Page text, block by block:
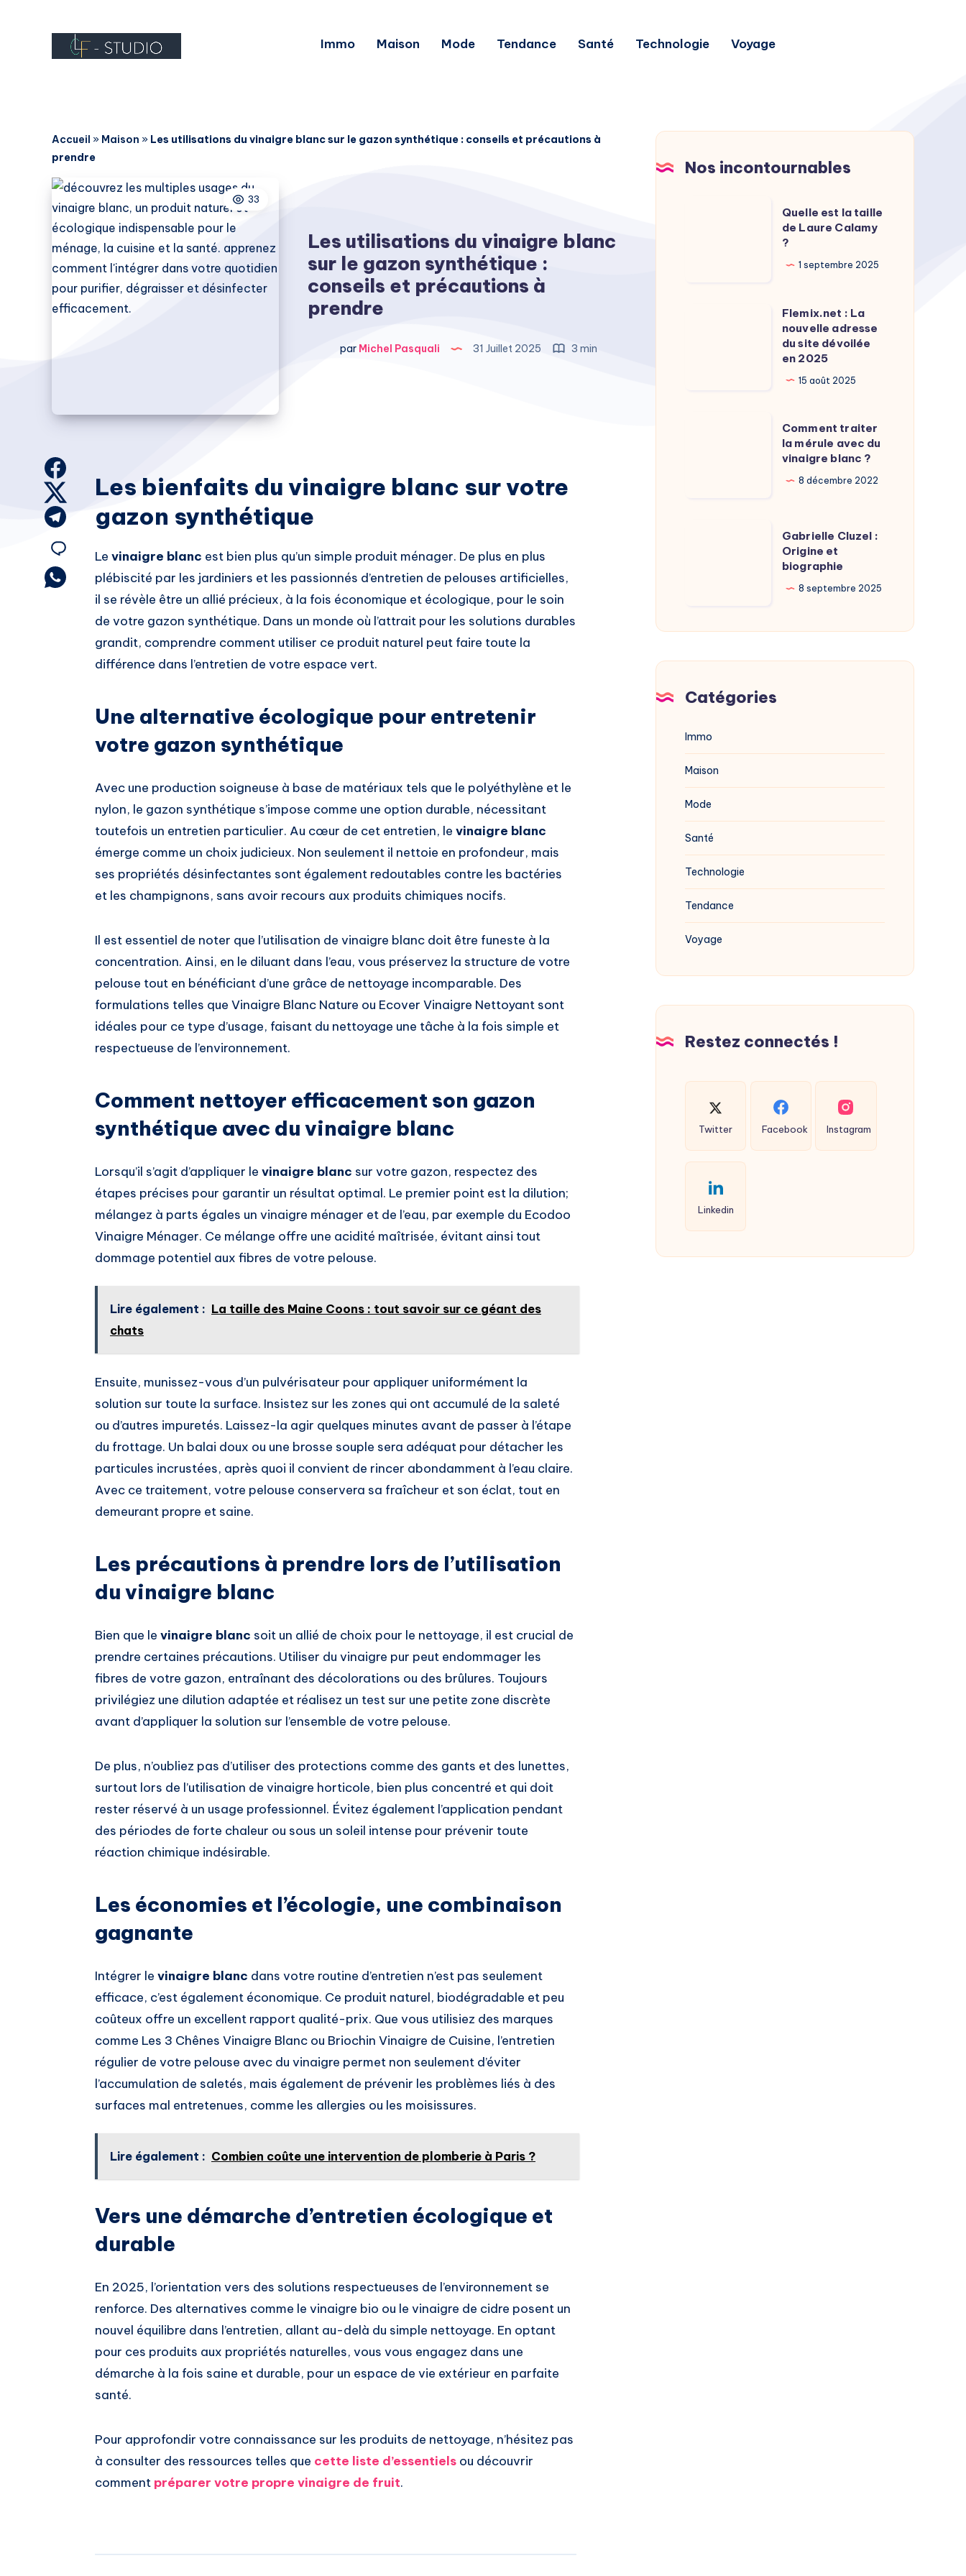
Immo Maison Mode Tendance Santé Technologie Voyage
Accueil » Maison » Les utilisations du vinaigre blanc sur le gazon synthétique : conseils et précautions à
prendre
33
Les utilisations du vinaigre blanc
sur le gazon synthétique :
conseils et précautions à
prendre
par Michel Pasquali 31 Juillet 2025 3 min
Facebook
Share
on
Twitter
Share
Telegram
Email
Share
Whatsapp
Les bienfaits du vinaigre blanc sur votre
gazon synthétique
Le vinaigre blanc est bien plus qu’un simple produit ménager. De plus en plus
plébiscité par les jardiniers et les passionnés d’entretien de pelouses artificielles,
il se révèle être un allié précieux, à la fois économique et écologique, pour le soin
de votre gazon synthétique. Dans un monde où l’attrait pour les solutions durables
grandit, comprendre comment utiliser ce produit naturel peut faire toute la
différence dans l’entretien de votre espace vert.
Une alternative écologique pour entretenir
votre gazon synthétique
Avec une production soigneuse à base de matériaux tels que le polyéthylène et le
nylon, le gazon synthétique s’impose comme une option durable, nécessitant
toutefois un entretien particulier. Au cœur de cet entretien, le vinaigre blanc
émerge comme un choix judicieux. Non seulement il nettoie en profondeur, mais
ses propriétés désinfectantes sont également redoutables contre les bactéries
et les champignons, sans avoir recours aux produits chimiques nocifs.
Il est essentiel de noter que l’utilisation de vinaigre blanc doit être funeste à la
concentration. Ainsi, en le diluant dans l’eau, vous préservez la structure de votre
pelouse tout en bénéficiant d’une grâce de nettoyage incomparable. Des
formulations telles que Vinaigre Blanc Nature ou Ecover Vinaigre Nettoyant sont
idéales pour ce type d’usage, faisant du nettoyage une tâche à la fois simple et
respectueuse de l’environnement.
Comment nettoyer efficacement son gazon
synthétique avec du vinaigre blanc
Lorsqu’il s’agit d’appliquer le vinaigre blanc sur votre gazon, respectez des
étapes précises pour garantir un résultat optimal. Le premier point est la dilution;
mélangez à parts égales un vinaigre ménager et de l’eau, par exemple du Ecodoo
Vinaigre Ménager. Ce mélange offre une acidité maîtrisée, évitant ainsi tout
dommage potentiel aux fibres de votre pelouse.
Lire également : La taille des Maine Coons : tout savoir sur ce géant des
chats
Ensuite, munissez-vous d’un pulvérisateur pour appliquer uniformément la
solution sur toute la surface. Insistez sur les zones qui ont accumulé de la saleté
ou d’autres impuretés. Laissez-la agir quelques minutes avant de passer à l’étape
du frottage. Un balai doux ou une brosse souple sera adéquat pour détacher les
particules incrustées, après quoi il convient de rincer abondamment à l’eau claire.
Avec ce traitement, votre pelouse conservera sa fraîcheur et son éclat, tout en
demeurant propre et saine.
Les précautions à prendre lors de l’utilisation
du vinaigre blanc
Bien que le vinaigre blanc soit un allié de choix pour le nettoyage, il est crucial de
prendre certaines précautions. Utiliser du vinaigre pur peut endommager les
fibres de votre gazon, entraînant des décolorations ou des brûlures. Toujours
privilégiez une dilution adaptée et réalisez un test sur une petite zone discrète
avant d’appliquer la solution sur l’ensemble de votre pelouse.
De plus, n’oubliez pas d’utiliser des protections comme des gants et des lunettes,
surtout lors de l’utilisation de vinaigre horticole, bien plus concentré et qui doit
rester réservé à un usage professionnel. Évitez également l’application pendant
des périodes de forte chaleur ou sous un soleil intense pour prévenir toute
réaction chimique indésirable.
Les économies et l’écologie, une combinaison
gagnante
Intégrer le vinaigre blanc dans votre routine d’entretien n’est pas seulement
efficace, c’est également économique. Ce produit naturel, biodégradable et peu
coûteux offre un excellent rapport qualité-prix. Que vous utilisiez des marques
comme Les 3 Chênes Vinaigre Blanc ou Briochin Vinaigre de Cuisine, l’entretien
régulier de votre pelouse avec du vinaigre permet non seulement d’éviter
l’accumulation de saletés, mais également de prévenir les problèmes liés à des
surfaces mal entretenues, comme les allergies ou les moisissures.
Lire également : Combien coûte une intervention de plomberie à Paris ?
Vers une démarche d’entretien écologique et
durable
En 2025, l’orientation vers des solutions respectueuses de l’environnement se
renforce. Des alternatives comme le vinaigre bio ou le vinaigre de cidre posent un
nouvel équilibre dans l’entretien, allant au-delà du simple nettoyage. En optant
pour ces produits aux propriétés naturelles, vous vous engagez dans une
démarche à la fois saine et durable, pour un espace de vie extérieur en parfaite
santé.
Pour approfondir votre connaissance sur les produits de nettoyage, n’hésitez pas
à consulter des ressources telles que cette liste d’essentiels ou découvrir
comment préparer votre propre vinaigre de fruit.
Nos incontournables
Quelle est la taille
de Laure Calamy
?
1 septembre 2025
Flemix.net : La
nouvelle adresse
du site dévoilée
en 2025
15 août 2025
Comment traiter
la mérule avec du
vinaigre blanc ?
8 décembre 2022
biographie
Gabrielle Cluzel :
Origine et
biographie
8 septembre 2025
Catégories
Immo
Maison
Mode
Santé
Technologie
Tendance
Voyage
Restez connectés !
Twitter Facebook Instagram
Linkedin